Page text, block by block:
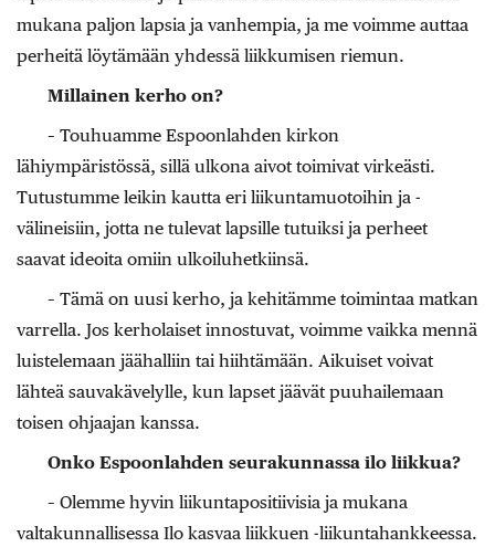
mukana paljon lapsia ja vanhempia, ja me voimme auttaa
perheitä löytämään yhdessä liikkumisen riemun.
Millainen kerho on?
– Touhuamme Espoonlahden kirkon
lähiympäristössä, sillä ulkona aivot toimivat virkeästi.
Tutustumme leikin kautta eri liikuntamuotoihin ja -
välineisiin, jotta ne tulevat lapsille tutuiksi ja perheet
saavat ideoita omiin ulkoiluhetkiinsä.
– Tämä on uusi kerho, ja kehitämme toimintaa matkan
varrella. Jos kerholaiset innostuvat, voimme vaikka mennä
luistelemaan jäähalliin tai hiihtämään. Aikuiset voivat
lähteä sauvakävelylle, kun lapset jäävät puuhailemaan
toisen ohjaajan kanssa.
Onko Espoonlahden seurakunnassa ilo liikkua?
– Olemme hyvin liikuntapositiivisia ja mukana
valtakunnallisessa Ilo kasvaa liikkuen -liikuntahankkeessa.